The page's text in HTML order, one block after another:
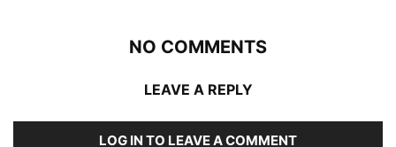
NO COMMENTS
LEAVE A REPLY
LOG IN TO LEAVE A COMMENT